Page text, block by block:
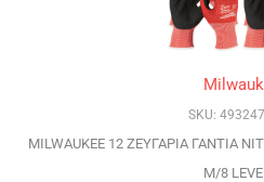
SKU:
MILWAUKEE 12 ΖΕΥΓΑΡΙΑ ΓΑΝΤΙΑ
M/8